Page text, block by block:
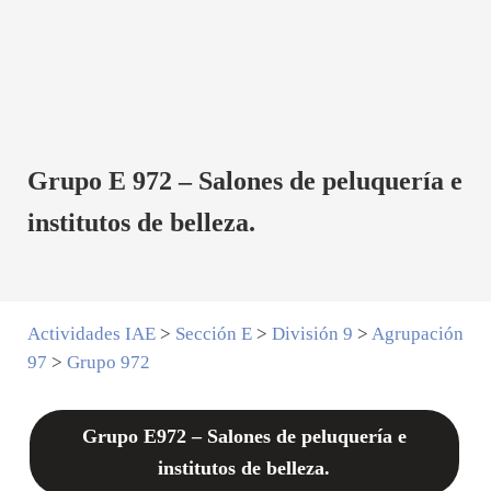
Grupo E 972 – Salones de peluquería e
institutos de belleza.
Actividades IAE> Sección E> División 9 > Agrupación
97 > Grupo 972
Grupo E972 – Salones de peluquería e
institutos de belleza.